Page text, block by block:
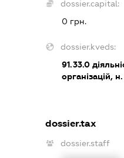
dossier.capital:
0 грн.
dossier.kveds:
91.33.0
організацій, н.
dossier.tax
dossier.staff